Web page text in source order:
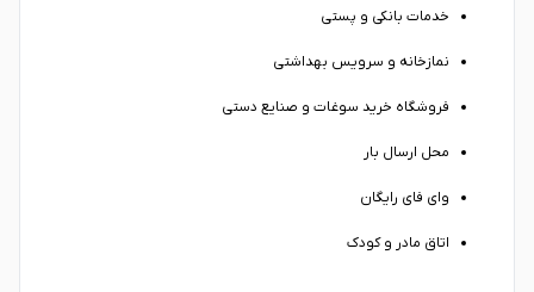
خدمات بانکی و پستی
نمازخانه و سرویس بهداشتی
فروشگاه خرید سوغات و صنایع دستی
محل ارسال بار
وای فای رایگان
اتاق مادر و کودک